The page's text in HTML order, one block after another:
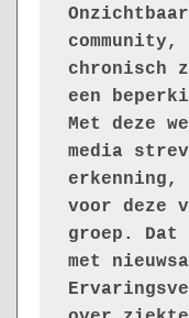
chronisch
een
Met deze
media
erkenning,
voor deze
groep. Dat
met